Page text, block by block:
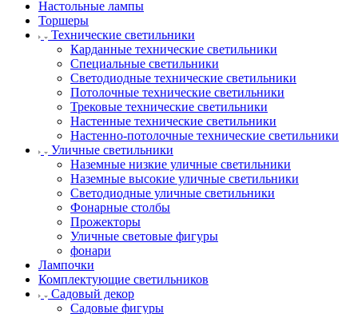
Настольные лампы
Торшеры
Технические светильники
Карданные технические светильники
Специальные светильники
Светодиодные технические светильники
Потолочные технические светильники
Трековые технические светильники
Настенные технические светильники
Настенно-потолочные технические светильники
Уличные светильники
Наземные низкие уличные светильники
Наземные высокие уличные светильники
Светодиодные уличные светильники
Фонарные столбы
Прожекторы
Уличные световые фигуры
фонари
Лампочки
Комплектующие светильников
Садовый декор
Садовые фигуры